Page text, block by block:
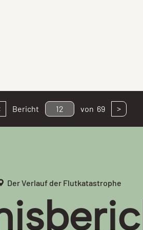
Bericht 12 von 69 >
Der Verlauf der Flutkatastrophe